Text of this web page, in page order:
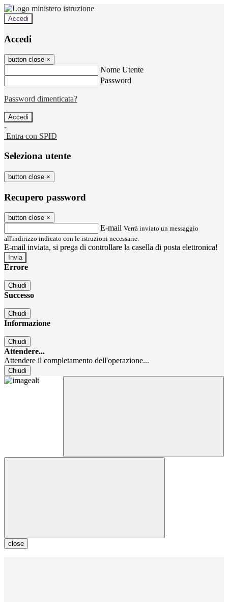
Accedi
Accedi
button close ×
Nome Utente
Password
Password dimenticata?
-
Entra con SPID
Seleziona utente
button close ×
Recupero password
button close ×
E-mail Verrà inviato un messaggio
all'indirizzo indicato con le istruzioni necessarie.
E-mail inviata, si prega di controllare la casella di posta elettronica!
Errore
Chiudi
Successo
Chiudi
Informazione
Chiudi
Attendere...
Attendere il completamento dell'operazione...
Chiudi
close